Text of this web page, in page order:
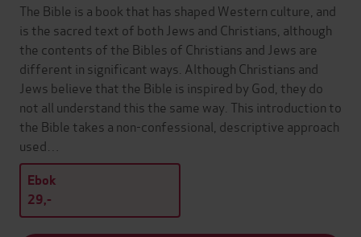
The Bible is a book that has shaped Western culture, and
is the sacred text of both Jews and Christians, although
the contents of the Bibles of Christians and Jews are
different in significant ways. Although Christians and
Jews believe that the Bible is inspired by God, they do
not all understand this the same way. This introduction to
the Bible takes a non-confessional, descriptive approach
used…
Ebok
29,-